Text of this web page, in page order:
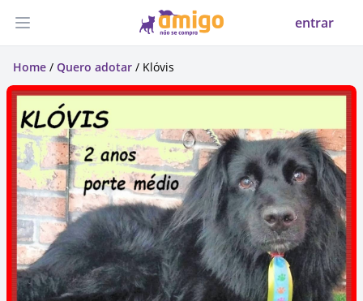
Abrir menu entrar
Home / Quero adotar / Klóvis